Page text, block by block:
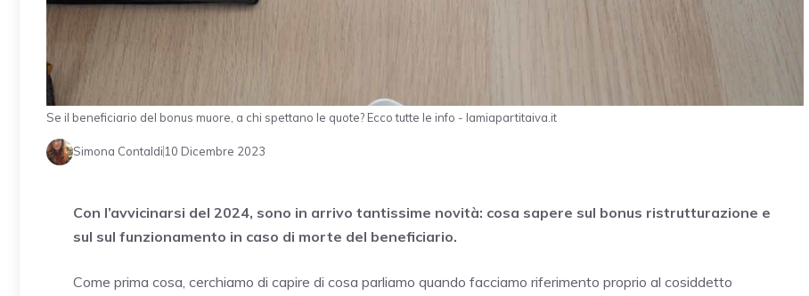
Se il beneficiario del bonus muore, a chi spettano le quote? Ecco tutte le info - lamiapartitaiva.it
Simona Contaldi 10 Dicembre 2023
Con l’avvicinarsi del 2024, sono in arrivo tantissime novità: cosa sapere sul bonus ristrutturazione e
sul sul funzionamento in caso di morte del beneficiario.
Come prima cosa, cerchiamo di capire di cosa parliamo quando facciamo riferimento proprio al cosiddetto